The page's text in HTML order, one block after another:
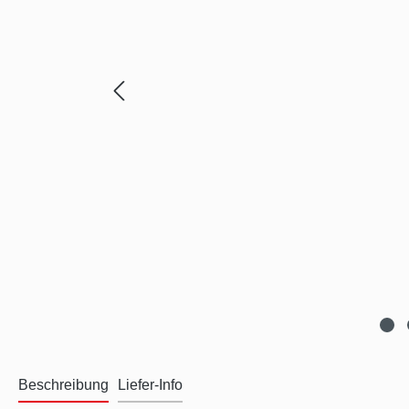
Beschreibung Liefer-Info